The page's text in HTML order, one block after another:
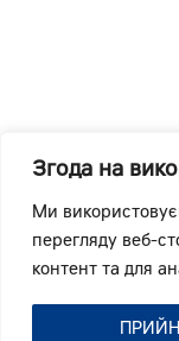
Згода на
Ми
перегляду веб-
контент та для